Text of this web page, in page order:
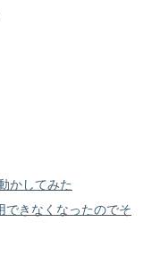
かしてみた
きなくなったのでそ